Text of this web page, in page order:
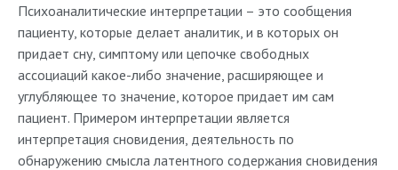
Психоаналитические интерпретации – это сообщения
пациенту, которые делает аналитик, и в которых он
придает сну, симптому или цепочке свободных
ассоциаций какое-либо значение, расширяющее и
углубляющее то значение, которое придает им сам
пациент. Примером интерпретации является
интерпретация сновидения, деятельность по
обнаружению смысла латентного содержания сновидения